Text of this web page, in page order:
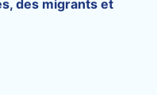
des migrants et